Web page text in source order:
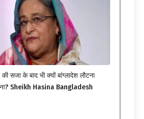
सजा के बाद भी क्यों बांग्लादेश लौटना
Sheikh Hasina Bangladesh